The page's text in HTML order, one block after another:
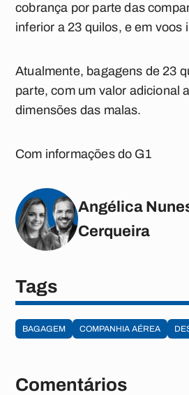
cobrança por parte das
inferior a 23 quilos, e em
Atualmente, bagagens de 23
parte, com um valor adicional
dimensões das malas.
Com informações do G1
Angélica
Cerqueira
Tags
BAGAGEM COMPANHIA AÉREA
Comentários